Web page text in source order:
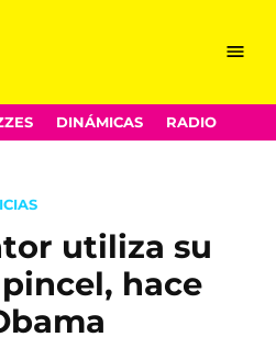
Menu
DINÁMICAS RADIO
utiliza su
hace